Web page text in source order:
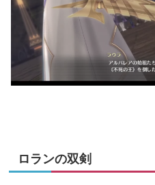
ロランの双剣